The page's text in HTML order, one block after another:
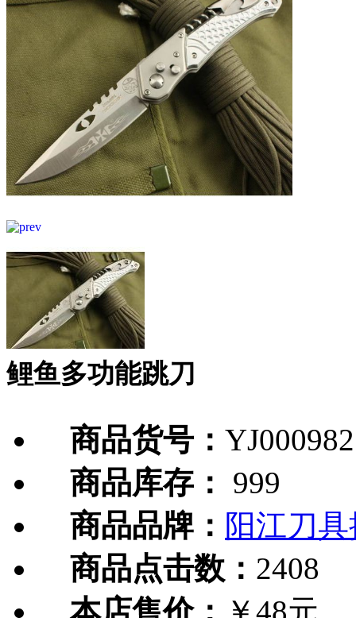
鲤鱼多功能跳刀
商品货号： YJ000982
商品库存：
999
商品品牌： 阳江刀
商品点击数： 2408